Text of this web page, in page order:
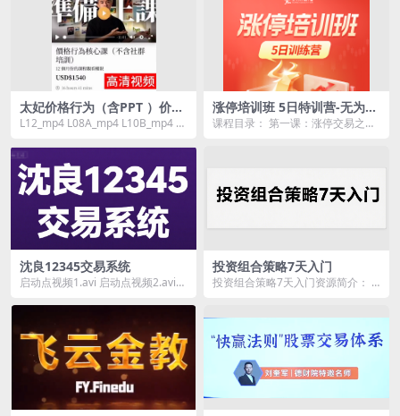
太妃价格行为（含PPT ）价格
行为策略分析电子版资料视频
L12_mp4 L08A_mp4 L10B_mp4 L1
涨停培训班 5日特训营-无为二
师兄李栋
课程目录： 第一课：涨停交易之连
沈良12345交易系统
启动点视频1.avi 启动点视频2.avi
投资组合策略7天入门
投资组合策略7天入门资源简介：